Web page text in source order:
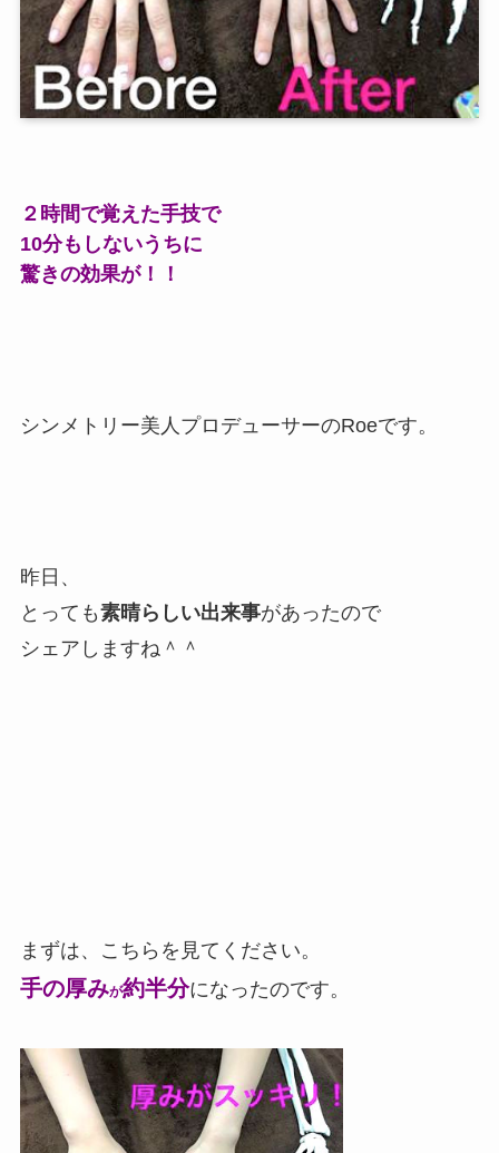
２時間で覚えた手技で
10分もしないうちに
驚きの効果が！！
シンメトリー美人プロデューサーのRoeです。
昨日、
とっても素晴らしい出来事があったので
シェアしますね＾＾
まずは、こちらを見てください。
手の厚みが約半分になったのです。